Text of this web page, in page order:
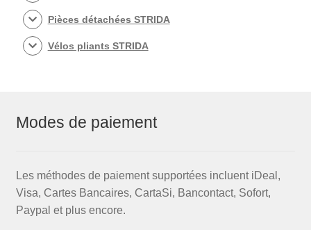
Pièces détachées STRIDA
Vélos pliants STRIDA
Modes de paiement
Les méthodes de paiement supportées incluent iDeal,
Visa, Cartes Bancaires, CartaSi, Bancontact, Sofort,
Paypal et plus encore.